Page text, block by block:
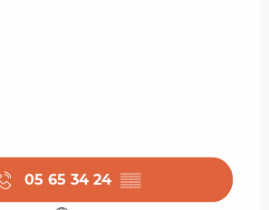
05 65 34 24 ▒▒